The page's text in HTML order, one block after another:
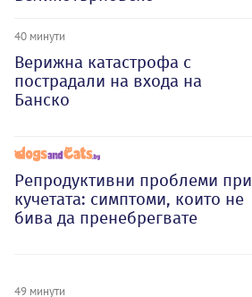
40 минути
Верижна катастрофа с
пострадали на входа на
Банско
Репродуктивни проблеми при
кучетата: симптоми, които не
бива да пренебрегвате
49 минути